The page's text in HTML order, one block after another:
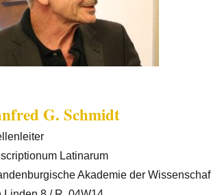
G. Schmidt
Latinarum
Akademie der